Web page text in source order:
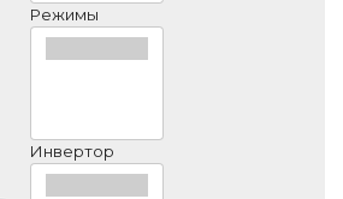
Режимы
Инвертор